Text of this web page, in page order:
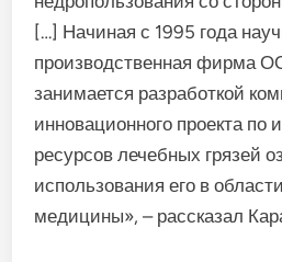
[…] Начиная с 1995 года
производственная фирма
занимается разработкой
инновационного проекта по
ресурсов лечебных грязей
использования его в
медицины», – рассказал